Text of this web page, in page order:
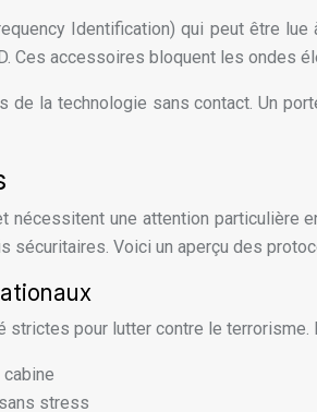
Identification) qui peut être
Ces accessoires bloquent les ondes
la technologie sans contact. Un
une attention particulière
Voici un aperçu des
pour lutter contre le
stress